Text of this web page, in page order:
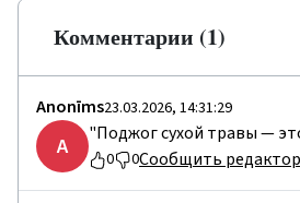
Комментарии (1)
Anonīms23.03.2026, 14:31:29
A "Поджог сухой травы —
0 0Сообщить